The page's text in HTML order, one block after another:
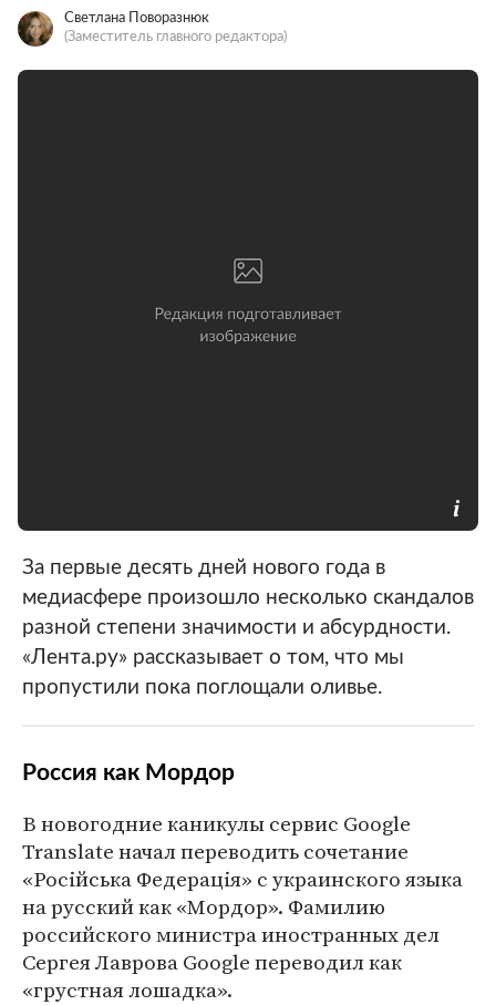
Светлана Поворазнюк
(Заместитель главного редактора)
За первые десять дней нового года в
медиасфере произошло несколько скандалов
разной степени значимости и абсурдности.
«Лента.ру» рассказывает о том, что мы
пропустили пока поглощали оливье.
Россия как Мордор
В новогодние каникулы сервис Google
Translate начал переводить сочетание
«Російська Федерація» с украинского языка
на русский как «Мордор». Фамилию
российского министра иностранных дел
Сергея Лаврова Google переводил как
«грустная лошадка».